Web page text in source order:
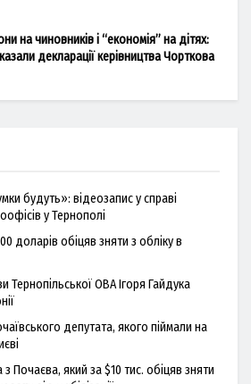
на чиновників і “економія” на дітях:
декларації керівництва Чорткова
будуть»: відеозапис у справі
у Тернополі
доларів обіцяв зняти з обліку в
Тернопільської ОВА Ігоря Гайдука
депутата, якого піймали на
Почаєва, який за $10 тис. обіцяв зняти